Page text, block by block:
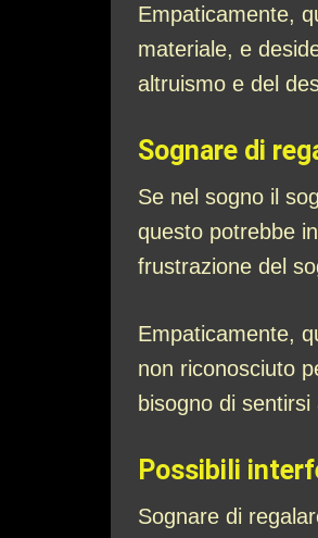
Empaticamente,
materiale, e
altruismo e del
Sognare di
Se nel sogno il
questo potrebbe
frustrazione del
Empaticamente,
non riconosciuto
bisogno di
Possibili
Sognare di